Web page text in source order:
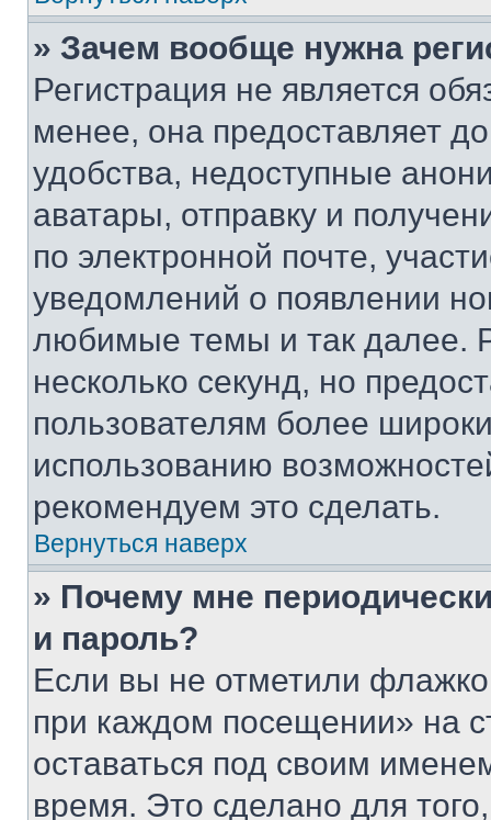
» Зачем вообще нужна
Регистрация не является
менее, она предоставляет
удобства, недоступные
аватары, отправку и
по электронной почте,
уведомлений о появлении
любимые темы и так далее.
несколько секунд, но
пользователям более
использованию
рекомендуем это сделать.
Вернуться наверх
» Почему мне
и пароль?
Если вы не отметили
при каждом посещении» на
оставаться под своим
время. Это сделано для